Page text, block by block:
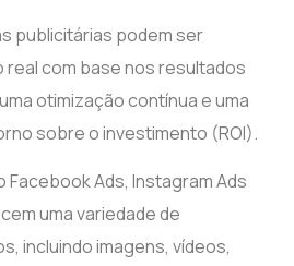
publicitárias podem ser
real com base nos resultados
otimização contínua e uma
sobre o investimento (ROI).
Facebook Ads, Instagram Ads
uma variedade de
incluindo imagens, vídeos,